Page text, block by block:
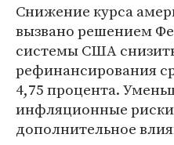
Снижение курса
вызвано решением
системы США
рефинансирования
4,75 процента.
инфляционные риски
дополнительное